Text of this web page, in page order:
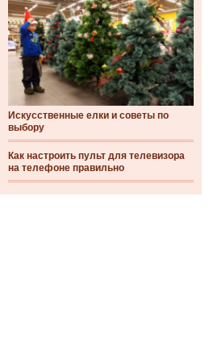
Искусственные елки и советы по
выбору
Как настроить пульт для телевизора
на телефоне правильно